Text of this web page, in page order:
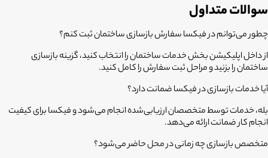
سوالات متداول
چطور می‌توانم در فیکسا سفارش بازسازی ساختمان ثبت کنم؟
از داخل اپلیکیشن بخش خدمات ساختمان را انتخاب کنید، گزینه بازسازی
ساختمان را بزنید و مراحل ثبت سفارش را کامل کنید.
آیا خدمات بازسازی در فیکسا ضمانت دارد؟
بله، خدمات توسط متخصصان ارزیابی‌شده انجام می‌شود و فیکسا برای کیفیت
انجام کار ضمانت ارائه می‌دهد.
متخصص بازسازی چه زمانی در محل حاضر می‌شود؟